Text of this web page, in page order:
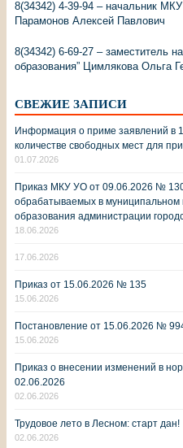
8(34342) 4-39-94 – начальник МКУ
Парамонов Алексей Павлович
8(34342) 6-69-27 – заместитель
образования” Цимлякова Ольга
СВЕЖИЕ ЗАПИСИ
Информация о приме заявлений в
количестве свободных мест для
01.07.2026
Приказ МКУ УО от 09.06.2026 №
обрабатываемых в муниципальном
образования администрации
18.06.2026
17.06.2026
Приказ от 15.06.2026 № 135
15.06.2026
Постановление от 15.06.2026 №
15.06.2026
Приказ о внесении изменений в
02.06.2026
02.06.2026
Трудовое лето в Лесном: старт дан!
02.06.2026